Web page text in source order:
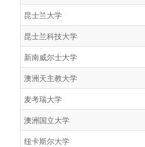
昆士兰大学
昆士兰科技大学
新南威尔士大学
澳洲天主教大学
麦考瑞大学
澳洲国立大学
纽卡斯尔大学